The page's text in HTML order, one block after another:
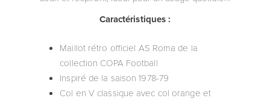
Caractéristiques :
Maillot rétro officiel AS Roma de la
collection COPA Football
Inspiré de la saison 1978-79
Col en V classique avec col orange et